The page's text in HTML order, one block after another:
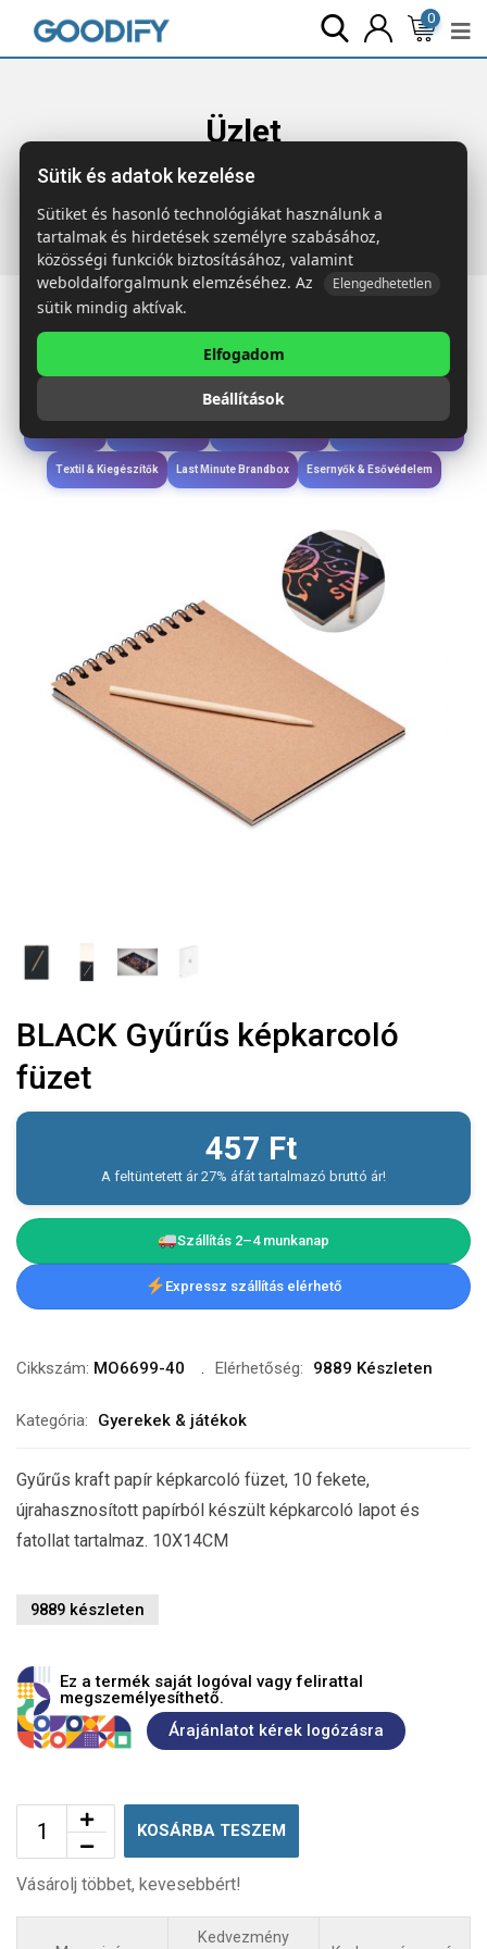
0
Üzlet
Főoldal Termékek Gyerekek & játékok
képkarcoló füzet
Étkezés & Ivás
Wellness & Ápolás
Textil & Kiegészítők Last Minute Brandbox Esernyők & Esővédelem
BLACK Gyűrűs képkarcoló
füzet
457 Ft
A feltüntetett ár 27% áfát tartalmazó bruttó ár!
Szállítás 2–4 munkanap
Expressz szállítás elérhető
Cikkszám: MO6699-40 Elérhetőség: 9889 Készleten
Kategória: Gyerekek & játékok
Gyűrűs kraft papír képkarcoló füzet, 10 fekete,
újrahasznosított papírból készült képkarcoló lapot és
fatollat tartalmaz. 10X14CM
9889 készleten
Ez a termék saját logóval vagy felirattal
megszemélyesíthető.
Árajánlatot kérek logózásra
KOSÁRBA TESZEM
Vásárolj többet, kevesebbért!
Kedvezmény
Sütik és adatok kezelése
Sütiket és hasonló technológiákat használunk a
tartalmak és hirdetések személyre szabásához,
közösségi funkciók biztosításához, valamint
weboldalforgalmunk elemzéséhez. Az
Elengedhetetlen
sütik mindig aktívak.
Elfogadom
Beállítások